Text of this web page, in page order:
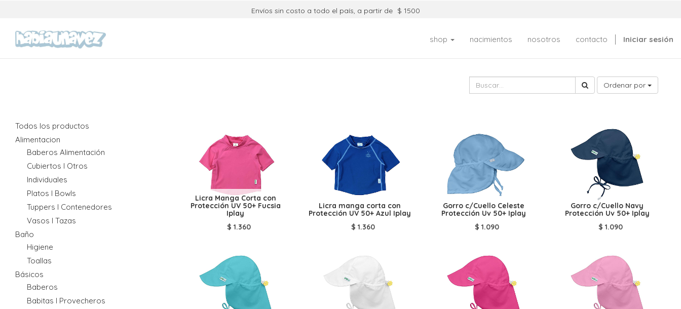
Envíos sin costo a todo el país, a partir de $ 1500
shop nacimientos nosotros contacto Iniciar sesión
Ordenar por
Todos los productos
Alimentacion
Baberos Alimentación
Cubiertos I Otros
Individuales
Platos I Bowls
Tuppers I Contenedores
Vasos I Tazas
Baño
Higiene
Toallas
Básicos
Baberos
Babitas I Provecheros
Licra Manga Corta con
Protección UV 50+ Fucsia
Iplay
$1.360
Licra manga corta con
Protección UV 50+ Azul Iplay
$1.360
Gorro c/Cuello Celeste
Protección Uv 50+ Iplay
$1.090
Gorro c/Cuello Navy
Protección Uv 50+ Iplay
$1.090